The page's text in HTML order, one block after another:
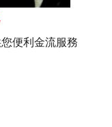
便利金流服務